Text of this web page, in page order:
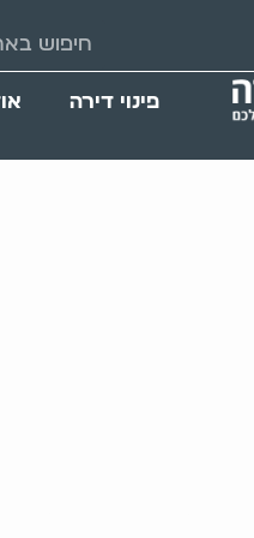
פינוי דירה